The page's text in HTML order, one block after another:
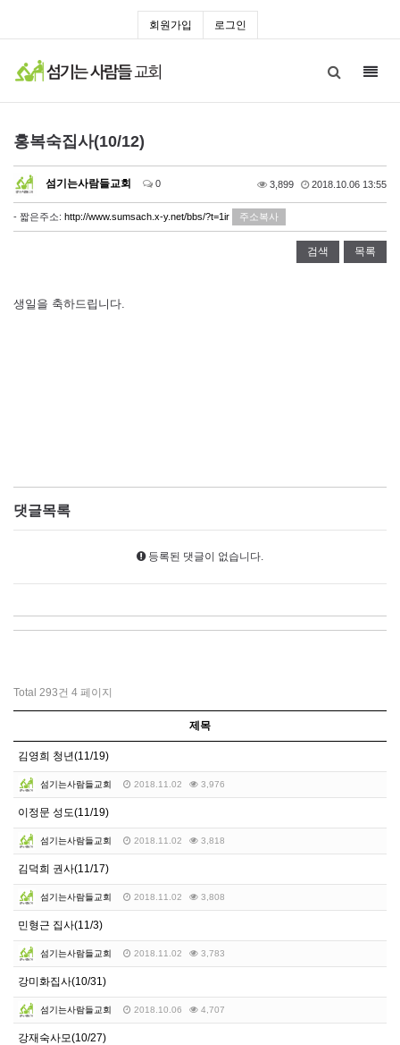
회원가입 로그인
홍복숙집사(10/12)
섬기는사람들교회 0 3,899 2018.10.06 13:55
- 짧은주소: http://www.sumsach.x-y.net/bbs/?t=1ir 주소복사
검색 목록
생일을 축하드립니다.
댓글목록
등록된 댓글이 없습니다.
Total 293건 4 페이지
제목
김영희 청년(11/19)
섬기는사람들교회 2018.11.02 3,976
이정문 성도(11/19)
섬기는사람들교회 2018.11.02 3,818
김덕희 권사(11/17)
섬기는사람들교회 2018.11.02 3,808
민형근 집사(11/3)
섬기는사람들교회 2018.11.02 3,783
강미화집사(10/31)
섬기는사람들교회 2018.10.06 4,707
강재숙사모(10/27)